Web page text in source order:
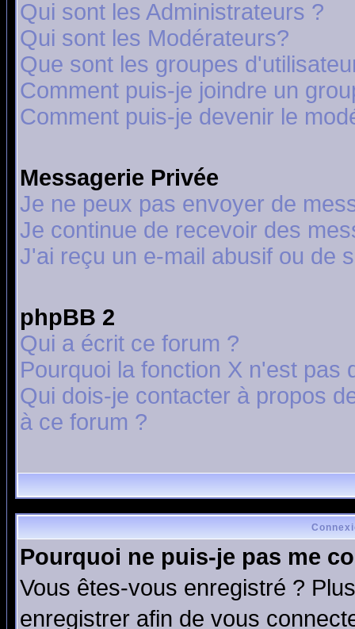
Qui sont les Administrateurs ?
Qui sont les Modérateurs?
Que sont les groupes
Comment puis-je joindre un
Comment puis-je devenir le
Messagerie Privée
Je ne peux pas envoyer de
Je continue de recevoir des
J'ai reçu un e-mail abusif ou de
phpBB 2
Qui a écrit ce forum ?
Pourquoi la fonction X n'est pas
Qui dois-je contacter à propos
à ce forum ?
Pourquoi ne puis-je pas me
Vous êtes-vous enregistré ?
enregistrer afin de vous